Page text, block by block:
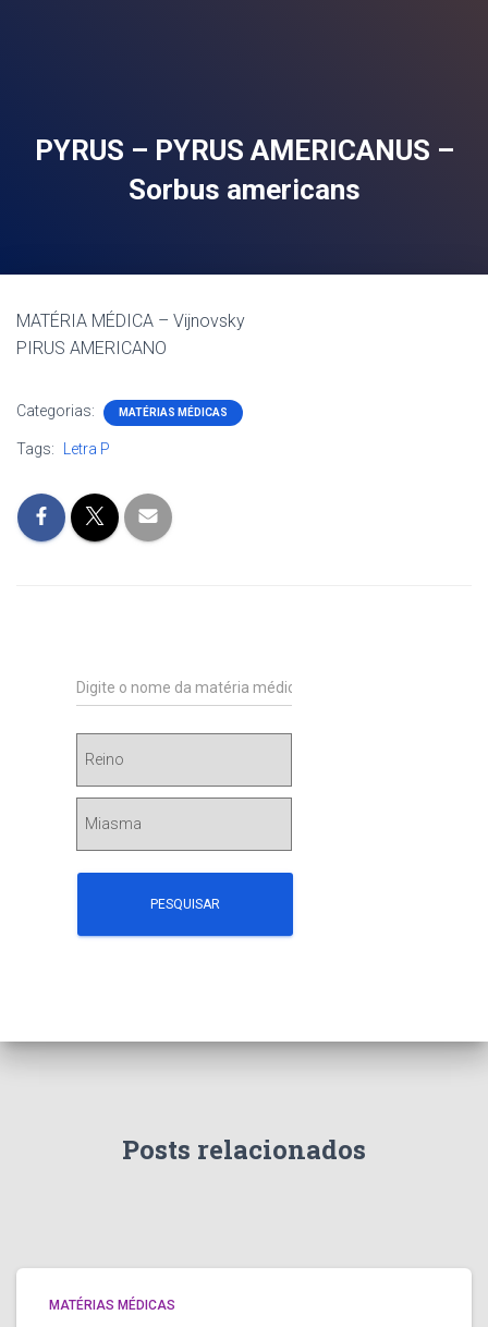
PYRUS – PYRUS AMERICANUS –
Sorbus americans
MATÉRIA MÉDICA – Vijnovsky
PIRUS AMERICANO
Categorias: MATÉRIAS MÉDICAS
Tags: Letra P
Posts relacionados
MATÉRIAS MÉDICAS